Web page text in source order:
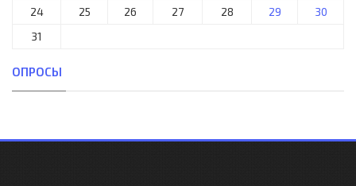
24
25 26 27 28 29
30
31
ОПРОСЫ